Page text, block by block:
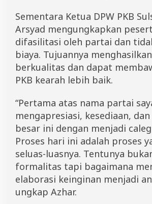
Sementara Ketua DPW PKB
Arsyad mengungkapkan
difasilitasi oleh partai dan
biaya. Tujuannya
berkualitas dan dapat
PKB kearah lebih baik.
“Pertama atas nama partai
mengapresiasi, kesediaan,
besar ini dengan menjadi
Proses hari ini adalah proses
seluas-luasnya. Tentunya
formalitas tapi bagaimana
elaborasi keinginan menjadi
ungkap Azhar.